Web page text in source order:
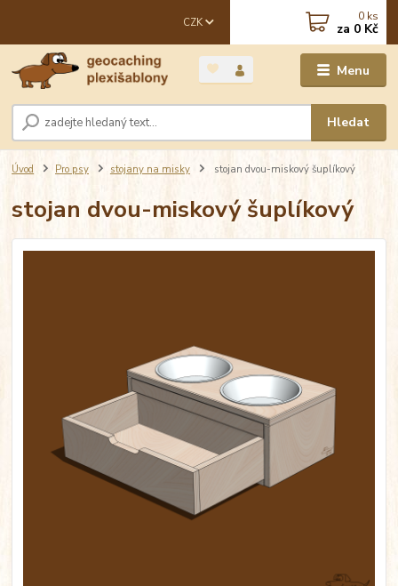
Menu
CZK
Hledat
0 ks
za 0 Kč
Úvod Pro psy stojany na misky stojan dvou-miskový šuplíkový
stojan dvou-miskový šuplíkový